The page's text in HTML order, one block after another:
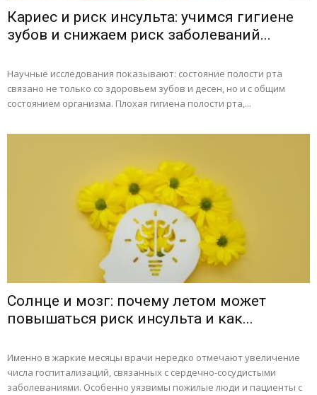
Кариес и риск инсульта: учимся гигиене
зубов и снижаем риск заболеваний...
Научные исследования показывают: состояние полости рта
связано не только со здоровьем зубов и десен, но и с общим
состоянием организма. Плохая гигиена полости рта,...
Солнце и мозг: почему летом может
повышаться риск инсульта и как...
Именно в жаркие месяцы врачи нередко отмечают увеличение
числа госпитализаций, связанных с сердечно-сосудистыми
заболеваниями. Особенно уязвимы пожилые люди и пациенты с